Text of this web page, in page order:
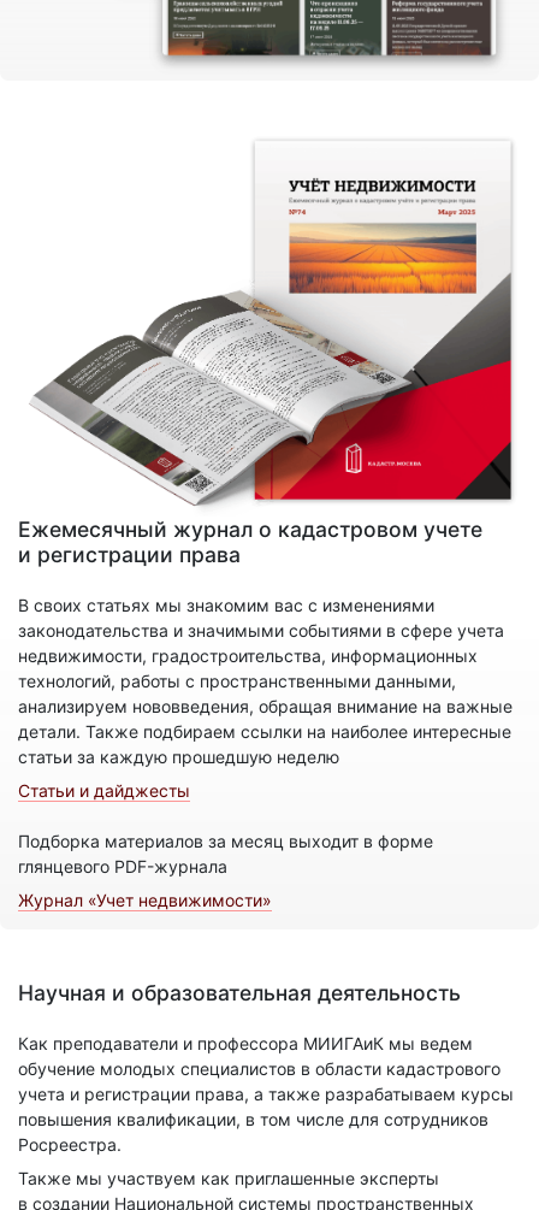
Ежемесячный журнал о кадастровом учете
и регистрации права
В своих статьях мы знакомим вас с изменениями
законодательства и значимыми событиями в сфере учета
недвижимости, градостроительства, информационных
технологий, работы с пространственными данными,
анализируем нововведения, обращая внимание на важные
детали. Также подбираем ссылки на наиболее интересные
статьи за каждую прошедшую неделю
Статьи и дайджесты
Подборка материалов за месяц выходит в форме
глянцевого PDF-журнала
Журнал «Учет недвижимости»
Научная и образовательная деятельность
Как преподаватели и профессора МИИГАиК мы ведем
обучение молодых специалистов в области кадастрового
учета и регистрации права, а также разрабатываем курсы
повышения квалификации, в том числе для сотрудников
Росреестра.
Также мы участвуем как приглашенные эксперты
в создании Национальной системы пространственных